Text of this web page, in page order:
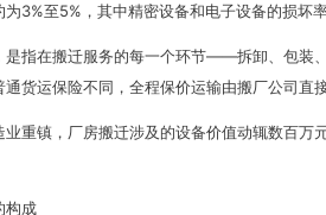
为3%至5%，其中精密设备和电子设备的损坏
是指在搬迁服务的每一个环节——拆卸、包装
货运保险不同，全程保价运输由搬厂公司直
业重镇，厂房搬迁涉及的设备价值动辄数百
构成